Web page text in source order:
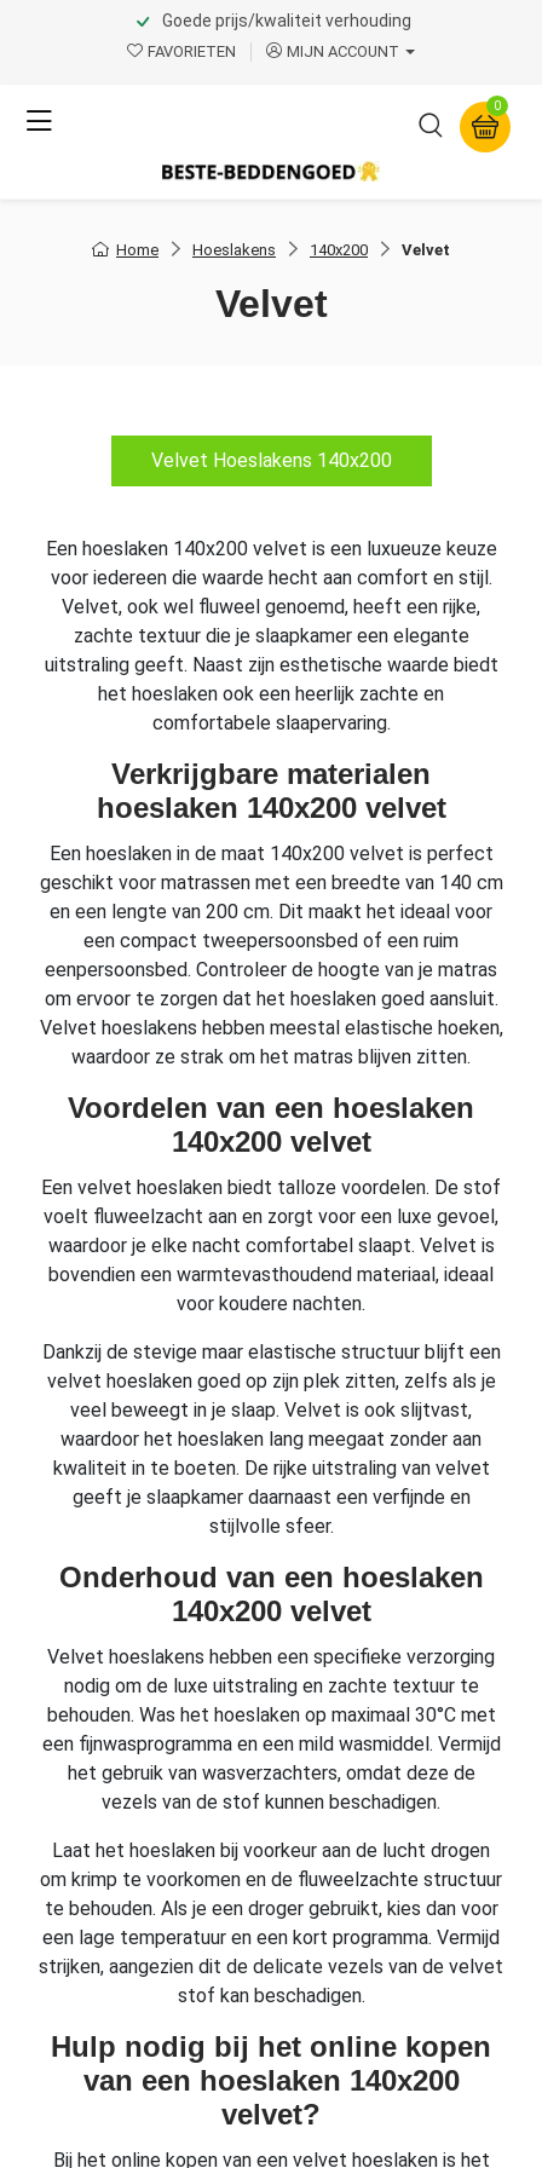
Goede prijs/kwaliteit verhouding
FAVORIETEN MIJN ACCOUNT
0
Home Hoeslakens 140x200 Velvet
Velvet
Velvet Hoeslakens 140x200
Een hoeslaken 140x200 velvet is een luxueuze keuze
voor iedereen die waarde hecht aan comfort en stijl.
Velvet, ook wel fluweel genoemd, heeft een rijke,
zachte textuur die je slaapkamer een elegante
uitstraling geeft. Naast zijn esthetische waarde biedt
het hoeslaken ook een heerlijk zachte en
comfortabele slaapervaring.
Verkrijgbare materialen
hoeslaken 140x200 velvet
Een hoeslaken in de maat 140x200 velvet is perfect
geschikt voor matrassen met een breedte van 140 cm
en een lengte van 200 cm. Dit maakt het ideaal voor
een compact tweepersoonsbed of een ruim
eenpersoonsbed. Controleer de hoogte van je matras
om ervoor te zorgen dat het hoeslaken goed aansluit.
Velvet hoeslakens hebben meestal elastische hoeken,
waardoor ze strak om het matras blijven zitten.
Voordelen van een hoeslaken
140x200 velvet
Een velvet hoeslaken biedt talloze voordelen. De stof
voelt fluweelzacht aan en zorgt voor een luxe gevoel,
waardoor je elke nacht comfortabel slaapt. Velvet is
bovendien een warmtevasthoudend materiaal, ideaal
voor koudere nachten.
Dankzij de stevige maar elastische structuur blijft een
velvet hoeslaken goed op zijn plek zitten, zelfs als je
veel beweegt in je slaap. Velvet is ook slijtvast,
waardoor het hoeslaken lang meegaat zonder aan
kwaliteit in te boeten. De rijke uitstraling van velvet
geeft je slaapkamer daarnaast een verfijnde en
stijlvolle sfeer.
Onderhoud van een hoeslaken
140x200 velvet
Velvet hoeslakens hebben een specifieke verzorging
nodig om de luxe uitstraling en zachte textuur te
behouden. Was het hoeslaken op maximaal 30°C met
een fijnwasprogramma en een mild wasmiddel. Vermijd
het gebruik van wasverzachters, omdat deze de
vezels van de stof kunnen beschadigen.
Laat het hoeslaken bij voorkeur aan de lucht drogen
om krimp te voorkomen en de fluweelzachte structuur
te behouden. Als je een droger gebruikt, kies dan voor
een lage temperatuur en een kort programma. Vermijd
strijken, aangezien dit de delicate vezels van de velvet
stof kan beschadigen.
Hulp nodig bij het online kopen
van een hoeslaken 140x200
velvet?
Bij het online kopen van een velvet hoeslaken is het